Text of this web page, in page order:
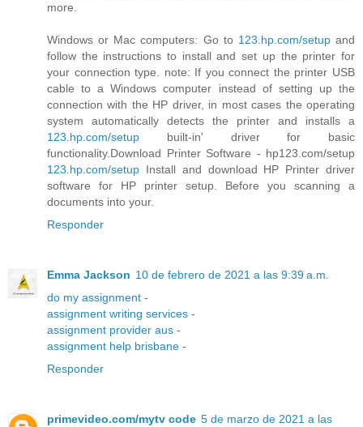
more.
Windows or Mac computers: Go to 123.hp.com/setupand
follow the instructions to install and set up the printer for
your connection type. note: If you connect the printer USB
cable to a Windows computer instead of setting up the
connection with the HP driver, in most cases the operating
system automatically detects the printer and installs a
123.hp.com/setup built-in' driver for basic
functionality.Download Printer Software - hp123.com/setup
123.hp.com/setup Install and download HP Printer driver
software for HP printer setup. Before you scanning a
documents into your.
Responder
Emma Jackson 10 de febrero de 2021 a las 9:39 a.m.
do my assignment -
assignment writing services -
assignment provider aus -
assignment help brisbane -
Responder
primevideo.com/mytv code 5 de marzo de 2021 a las